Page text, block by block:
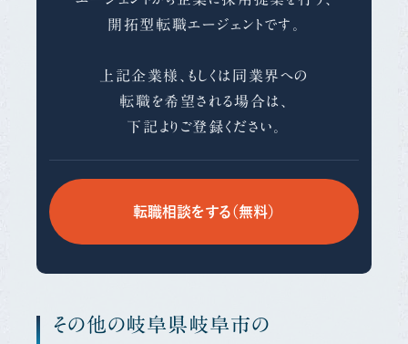
開拓型転職エージェントです。
上記企業様、もしくは同業界への
転職を希望される場合は、
下記よりご登録ください。
転職相談をする（無料）
その他の岐阜県岐阜市の